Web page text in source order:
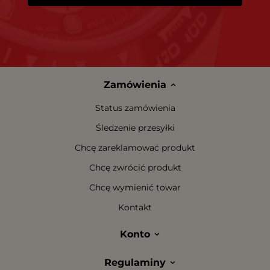
Zamówienia
Status zamówienia
Śledzenie przesyłki
Chcę zareklamować produkt
Chcę zwrócić produkt
Chcę wymienić towar
Kontakt
Konto
Regulaminy